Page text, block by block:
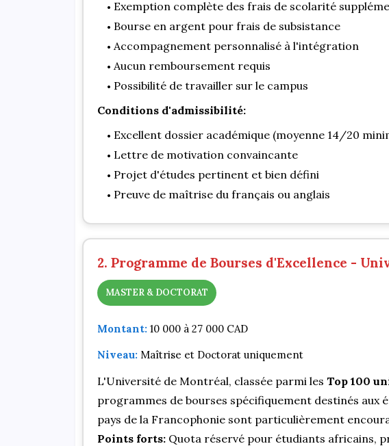
Exemption complète des frais de scolarité
Bourse en argent pour frais de subsistance
Accompagnement personnalisé à l'intégration
Aucun remboursement requis
Possibilité de travailler sur le campus
Conditions d'admissibilité:
Excellent dossier académique (moyenne 14/20
Lettre de motivation convaincante
Projet d'études pertinent et bien défini
Preuve de maîtrise du français ou anglais
2. Programme de Bourses d'Excellence -
MASTER & DOCTORAT
Montant: 10 000 à 27 000 CAD
Niveau: Maîtrise et Doctorat uniquement
L'Université de Montréal, classée parmi les Top 100
programmes de bourses spécifiquement destinés aux
pays de la Francophonie sont particulièrement
Points forts:Quota réservé pour étudiants africains,